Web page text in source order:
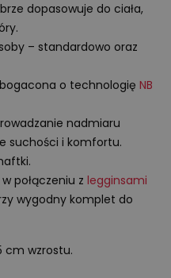
dopasowuje do ciała,
– standardowo oraz
o technologię NB
nadmiaru
suchości i komfortu.
w połączeniu z legginsami
wygodny komplet do
cm wzrostu.